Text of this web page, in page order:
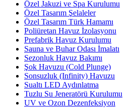
Özel Jakuzi ve Spa Kurulumu
Özel Tasarım Şelaleler
Özel Tasarım Türk Hamamı
Poliüretan Havuz İzolasyonu
Prefabrik Havuz Kurulumu
Sauna ve Buhar Odası İmalatı
Sezonluk Havuz Bakımı
Şok Havuzu (Cold Plunge)
Sonsuzluk (Infinity) Havuzu
Sualtı LED Aydınlatma
Tuzlu Su Jeneratörü Kurulumu
UV ve Ozon Dezenfeksiyon